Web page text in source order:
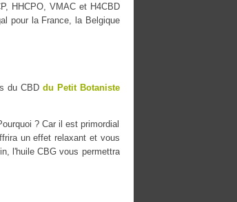
HHCPO, VMAC et H4CBD
pour la France, la Belgique
du CBD du Petit Botaniste
? Car il est primordial
un effet relaxant et vous
l'huile CBG vous permettra